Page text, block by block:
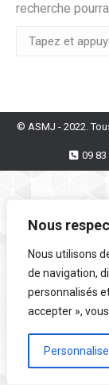
Nous
Nous utilisons
de navigation,
personnalisés
accepter »,
recherche
Recherche
© ASMJ - 2022.
09 83